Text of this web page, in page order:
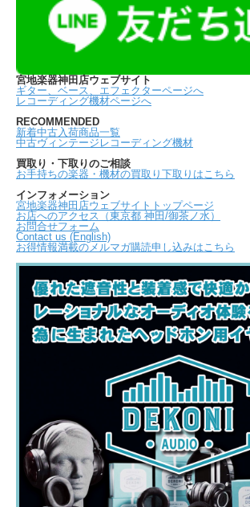
宮地楽器神田店ウェブサイト
ギター、ベース、エフェクターページへ
レコーディング機材ページへ
RECOMMENDED
新着中古入荷商品一覧
中古ヴィンテージレコーディング機材
買取り・下取りのご相談
お手持ちの楽器・機材の買取り下取りはこちら
インフォメーション
宮地楽器神田店ウェブサイトトップページ
お店へのアクセス（東京都 神田/御茶ノ水）
お問合せフォーム
Contact us (English)
お得情報満載のメルマガ購読申し込みはこちら